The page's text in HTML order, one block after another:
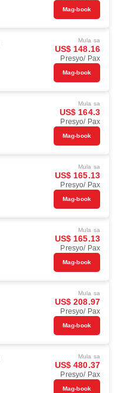
Mag-book
Mula sa
US$ 148.16
Presyo/ Pax
Mag-book
Mula sa
US$ 164.3
Presyo/ Pax
Mag-book
Mula sa
US$ 165.13
Presyo/ Pax
Mag-book
Mula sa
US$ 165.13
Presyo/ Pax
Mag-book
Mula sa
US$ 208.97
Presyo/ Pax
Mag-book
Mula sa
US$ 480.37
Presyo/ Pax
Mag-book